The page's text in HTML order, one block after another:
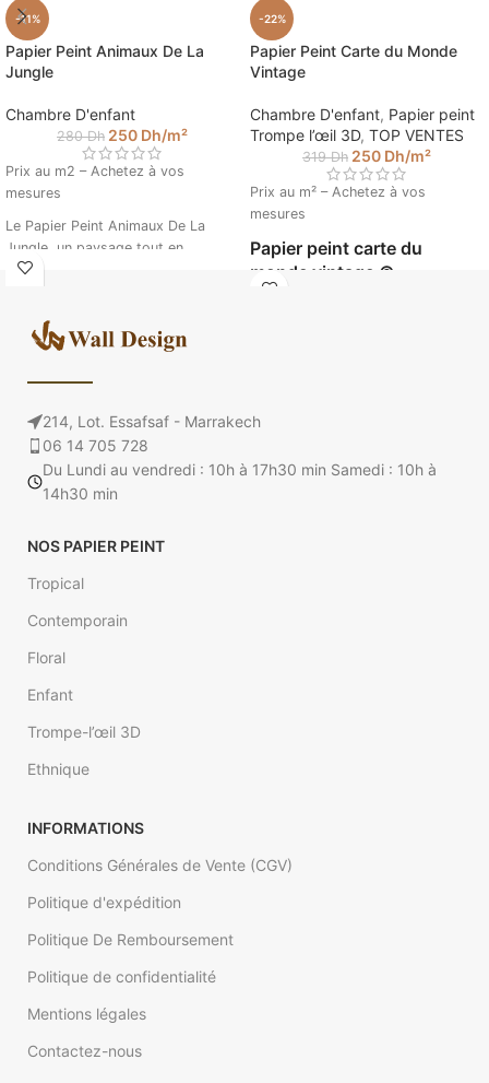
-11%
Papier Peint Animaux De La
Jungle
Chambre D'enfant
280Dh 250 Dh/m²
Prix au m2 – Achetez à vos
mesures
Le Papier Peint Animaux De La
Jungle, un paysage tout en
peinture pour décorer l'espace de
faune riche en couleur, éléphants,
lionceau et girafes dans une jungle
luxuriante.
Papier Peint Animaux De
La Jungle © Walldesign
Veuillez insérer vos mesures pour
calculer le prix de votre papier
-22%
Papier Peint Carte du Monde
Vintage
Chambre D'enfant, Papier peint
Trompe l’œil 3D, TOP VENTES
319Dh 250 Dh/m²
Prix au m² – Achetez à vos
mesures
Papier peint carte du
monde vintage ©
214, Lot. Essafsaf - Marrakech
06 14 705 728
Du Lundi au vendredi : 10h à 17h30 min Samedi : 10h à
14h30 min
NOS PAPIER PEINT
Tropical
Contemporain
Floral
Enfant
Trompe-l’œil 3D
Ethnique
INFORMATIONS
Conditions Générales de Vente (CGV)
Politique d'expédition
Politique De Remboursement
Politique de confidentialité
Mentions légales
Contactez-nous